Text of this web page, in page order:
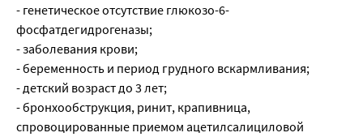
- генетическое отсутствие глюкозо-6-
фосфатдегидрогеназы;
- заболевания крови;
- беременность и период грудного вскармливания;
- детский возраст до 3 лет;
- бронхообструкция, ринит, крапивница,
спровоцированные приемом ацетилсалициловой